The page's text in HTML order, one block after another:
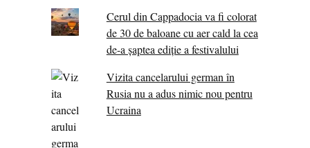
Cerul din Cappadocia va fi colorat
de 30 de baloane cu aer cald la cea
de-a șaptea ediție a festivalului
Vizita cancelarului german în
Rusia nu a adus nimic nou pentru
Ucraina